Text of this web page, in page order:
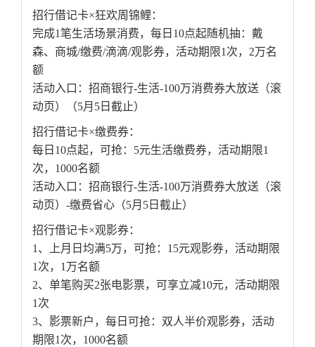
招行借记卡×狂欢周锦鲤：
完成1笔生活场景消费，每日10点起随机抽：戴
森、商城/缴费/滴滴/观影券，活动期限1次，2万名
额
活动入口：招商银行-生活-100万消费券大放送（滚
动页）（5月5日截止）
招行借记卡×缴费券：
每日10点起，可抢：5元生活缴费券，活动期限1
次，1000名额
活动入口：招商银行-生活-100万消费券大放送（滚
动页）-缴费省心（5月5日截止）
招行借记卡×观影券：
1、上月日均满5万，可抢：15元观影券，活动期限
1次，1万名额
2、单笔购买2张电影票，可享立减10元，活动期限
1次
3、影票新户，每日可抢：双人半价观影券，活动
期限1次，1000名额